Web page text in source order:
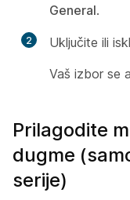
General.
2 Uključite ili
Vaš izbor se
Prilagodite
dugme
serije)